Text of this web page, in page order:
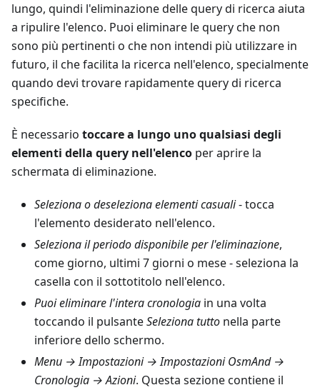
lungo, quindi l'eliminazione delle query di ricerca aiuta
a ripulire l'elenco. Puoi eliminare le query che non
sono più pertinenti o che non intendi più utilizzare in
futuro, il che facilita la ricerca nell'elenco, specialmente
quando devi trovare rapidamente query di ricerca
specifiche.
È necessario toccare a lungo uno qualsiasi degli
elementi della query nell'elenco per aprire la
schermata di eliminazione.
Seleziona o deseleziona elementi casuali- tocca
l'elemento desiderato nell'elenco.
Seleziona il periodo disponibile per l'eliminazione,
come giorno, ultimi 7 giorni o mese - seleziona la
casella con il sottotitolo nell'elenco.
Puoi eliminare l'intera cronologia in una volta
toccando il pulsanteSeleziona tutto nella parte
inferiore dello schermo.
Menu → Impostazioni → Impostazioni OsmAnd →
Cronologia → Azioni. Questa sezione contiene il